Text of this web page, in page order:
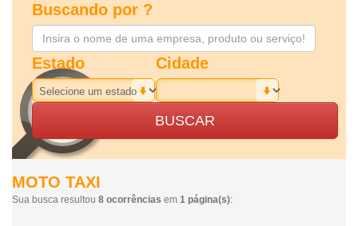
Buscando por ?
Estado Cidade
BUSCAR
MOTO TAXI
Sua busca resultou 8 ocorrências em 1 página(s):